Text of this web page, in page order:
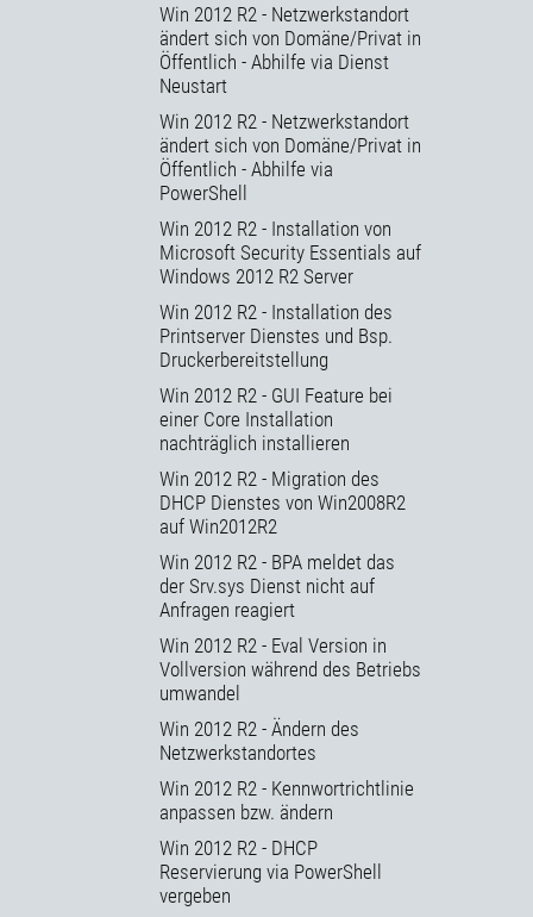
Win 2012 R2 - Netzwerkstandort
ändert sich von Domäne/Privat in
Öffentlich - Abhilfe via Dienst
Neustart
Win 2012 R2 - Netzwerkstandort
ändert sich von Domäne/Privat in
Öffentlich - Abhilfe via
PowerShell
Win 2012 R2 - Installation von
Microsoft Security Essentials auf
Windows 2012 R2 Server
Win 2012 R2 - Installation des
Printserver Dienstes und Bsp.
Druckerbereitstellung
Win 2012 R2 - GUI Feature bei
einer Core Installation
nachträglich installieren
Win 2012 R2 - Migration des
DHCP Dienstes von Win2008R2
auf Win2012R2
Win 2012 R2 - BPA meldet das
der Srv.sys Dienst nicht auf
Anfragen reagiert
Win 2012 R2 - Eval Version in
Vollversion während des Betriebs
umwandel
Win 2012 R2 - Ändern des
Netzwerkstandortes
Win 2012 R2 - Kennwortrichtlinie
anpassen bzw. ändern
Win 2012 R2 - DHCP
Reservierung via PowerShell
vergeben